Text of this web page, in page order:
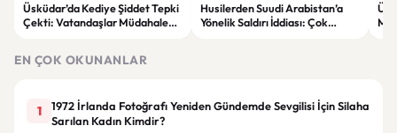
Üsküdar’da Kediye Şiddet Tepki
Çekti: Vatandaşlar Müdahale
Husilerden Suudi Arabistan’a
Yönelik Saldırı İddiası: Çok
EN ÇOK OKUNANLAR
1
1972 İrlanda Fotoğrafı Yeniden Gündemde Sevgilisi İçin Silaha
Sarılan Kadın Kimdir?